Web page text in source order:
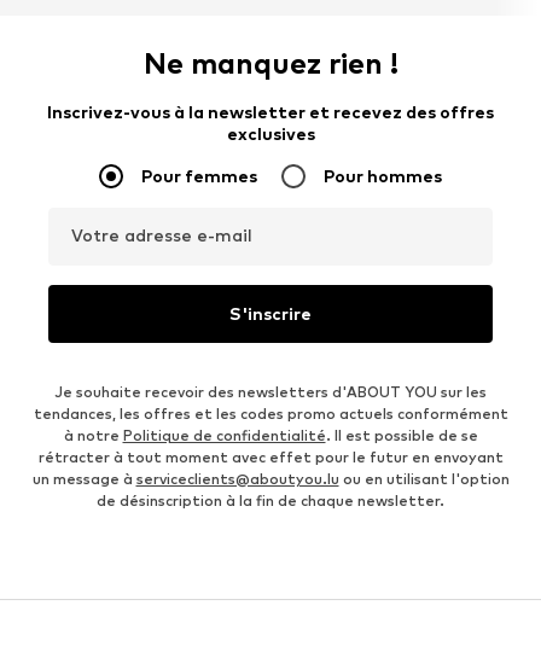
Ne manquez rien !
Inscrivez-vous à la newsletter et recevez des offres
exclusives
Pour femmes Pour hommes
Votre adresse e-mail
S'inscrire
Je souhaite recevoir des newsletters d'ABOUT YOU sur les
tendances, les offres et les codes promo actuels conformément
à notre Politique de confidentialité. Il est possible de se
rétracter à tout moment avec effet pour le futur en envoyant
un message à serviceclients@aboutyou.lu ou en utilisant l'option
de désinscription à la fin de chaque newsletter.